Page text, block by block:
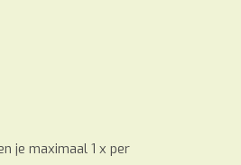
je maximaal 1 x per